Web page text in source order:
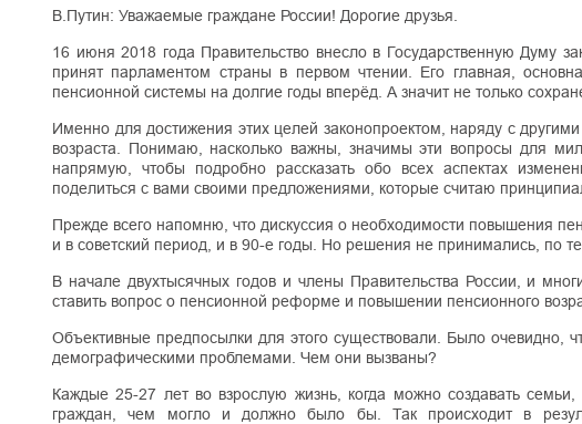
В.Путин: Уважаемые граждане России! Дорогие друзья.
16 июня 2018 года Правительство внесло в Государственную Думу
принят парламентом страны в первом чтении. Его главная,
пенсионной системы на долгие годы вперёд. А значит не только
Именно для достижения этих целей законопроектом, наряду с
возраста. Понимаю, насколько важны, значимы эти вопросы для
напрямую, чтобы подробно рассказать обо всех аспектах
поделиться с вами своими предложениями, которые считаю
Прежде всего напомню, что дискуссия о необходимости повышения
и в советский период, и в 90-е годы. Но решения не принимались, по
В начале двухтысячных годов и члены Правительства России, и
ставить вопрос о пенсионной реформе и повышении пенсионного
Объективные предпосылки для этого существовали. Было очевидно,
демографическими проблемами. Чем они вызваны?
Каждые 25-27 лет во взрослую жизнь, когда можно создавать
граждан, чем могло и должно было бы. Так происходит в